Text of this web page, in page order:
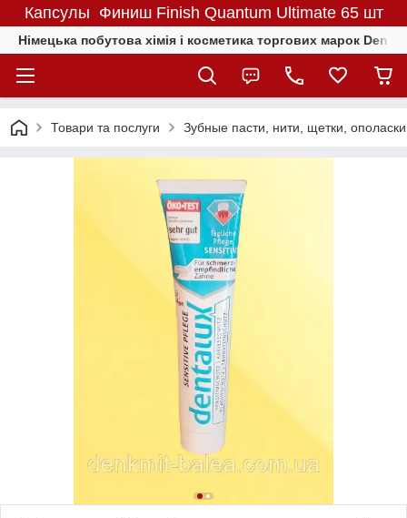
Капсулы Финиш Finish Quantum Ultimate 65 шт
Німецька побутова хімія і косметика торгових марок
Товари та послуги Зубные пасти, нити, щетки,